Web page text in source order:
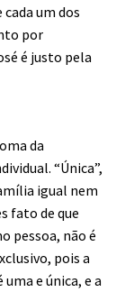
um dos
por
é justo pela
da
“Única”,
igual nem
fato de que
pessoa, não é
pois a
e única, e a